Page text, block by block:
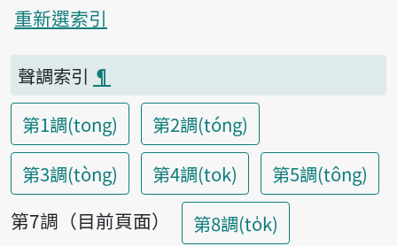
重新選索引
聲調索引 ¶
第1調(tong)
第2調(tóng)
第3調(tòng)
第4調(tok)
第5調(tông)
第7調（目前頁面）
第8調(to̍k)